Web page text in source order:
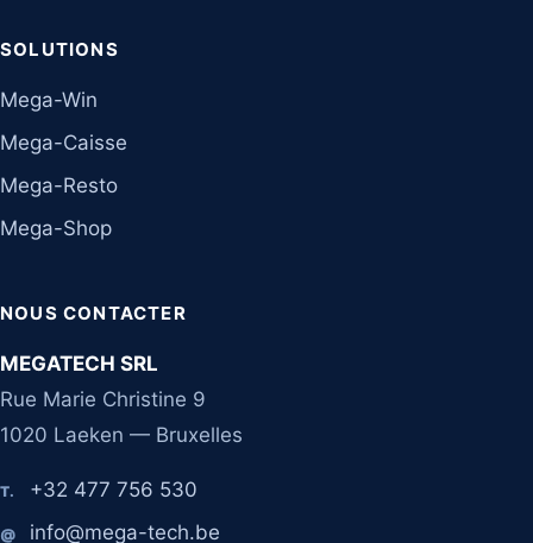
SOLUTIONS
Mega-Win
Mega-Caisse
Mega-Resto
Mega-Shop
NOUS CONTACTER
MEGATECH SRL
Rue Marie Christine 9
1020 Laeken — Bruxelles
T. +32 477 756 530
@ info@mega-tech.be